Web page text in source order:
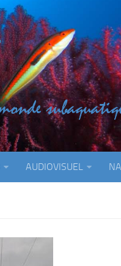
AUDIOVISUEL